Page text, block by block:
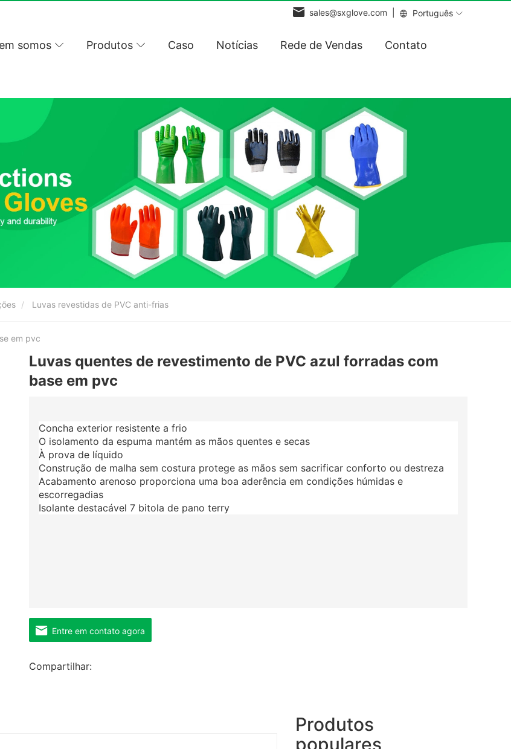
Português
sales@sxglove.com |
somos Produtos Caso Notícias Rede de Vendas Contato
Luvas revestidas de PVC anti-frias
em pvc
Luvas quentes de revestimento de PVC azul forradas com
base em pvc
Concha exterior resistente a frio
O isolamento da espuma mantém as mãos quentes e secas
À prova de líquido
Construção de malha sem costura protege as mãos sem sacrificar conforto ou destreza
Acabamento arenoso proporciona uma boa aderência em condições húmidas e
escorregadias
Isolante destacável 7 bitola de pano terry
Entre em contato agora
Compartilhar:
Produtos
populares